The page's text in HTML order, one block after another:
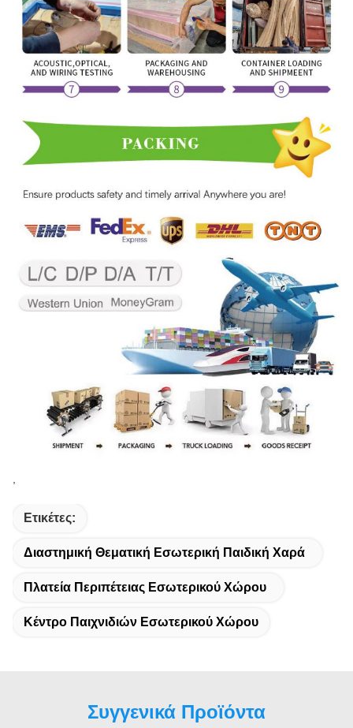
,
Ετικέτες:
Διαστημική Θεματική Εσωτερική Παιδική Χαρά
Πλατεία Περιπέτειας Εσωτερικού Χώρου
Κέντρο Παιχνιδιών Εσωτερικού Χώρου
Συγγενικά Προϊόντα